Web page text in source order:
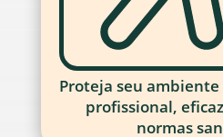
Proteja seu
profissional,
normas